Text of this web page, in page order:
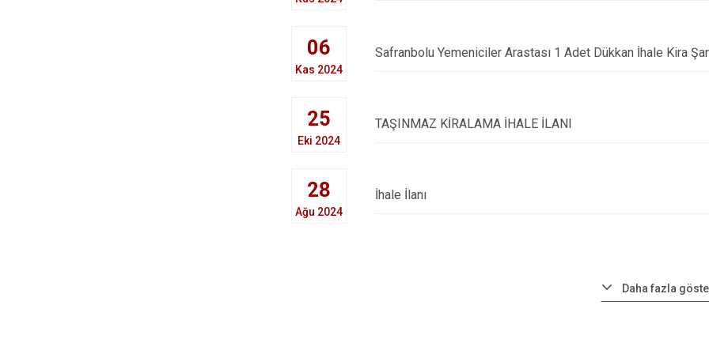
06
Kas 2024
Safranbolu Yemeniciler Arastası 1 Adet Dükkan İhale Kira
25
Eki 2024
TAŞINMAZ KİRALAMA İHALE İLANI
28
Ağu 2024
İhale İlanı
Daha fazla